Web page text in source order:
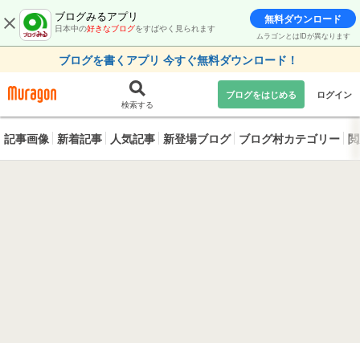
ブログみるアプリ
日本中の好きなブログをすばやく見られます
無料ダウンロード
ムラゴンとはIDが異なります
ブログを書くアプリ 今すぐ無料ダウンロード！
検索する
ブログをはじめる ログイン
記事画像 新着記事 人気記事 新登場ブログ ブログ村カテゴリー